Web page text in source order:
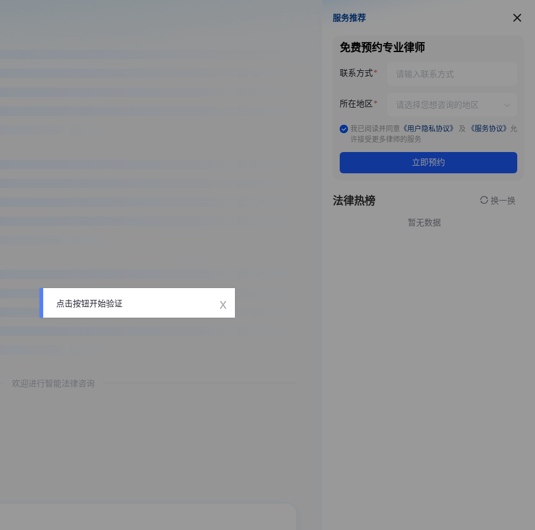
欢迎进行智能法律咨询
服务推荐
服务推荐
免费预约专业律师
联系方式
所在地区
我已阅读并同意 《用户隐私协议》 及 《服务协议》 允
许接受更多律师的服务
立即预约
法律热榜 换一换
暂无数据
点击按钮开始验证 x